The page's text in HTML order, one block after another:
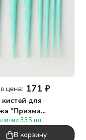
цена: 171 ₽
для
"Призма
8 кистей,
335 шт.
В корзину